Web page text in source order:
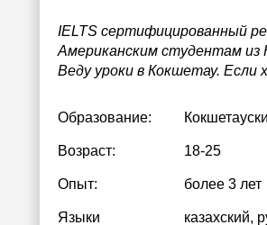
IELTS сертифицированный
Американским студентам из
Веду уроки в Кокшетау.
Образование:
Возраст: 18-25
Опыт: более 3 лет
Языки
казахский,